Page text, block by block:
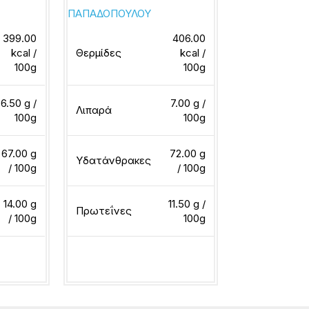
399.00
kcal /
100g
6.50 g /
100g
67.00 g
/ 100g
14.00 g
/ 100g
ΠΑΠΑΔΟΠΟΥΛΟΥ
Θερμίδες
406.00
kcal /
100g
Λιπαρά
7.00 g /
100g
Υδατάνθρακες
72.00 g
/ 100g
Πρωτεΐνες
11.50 g /
100g